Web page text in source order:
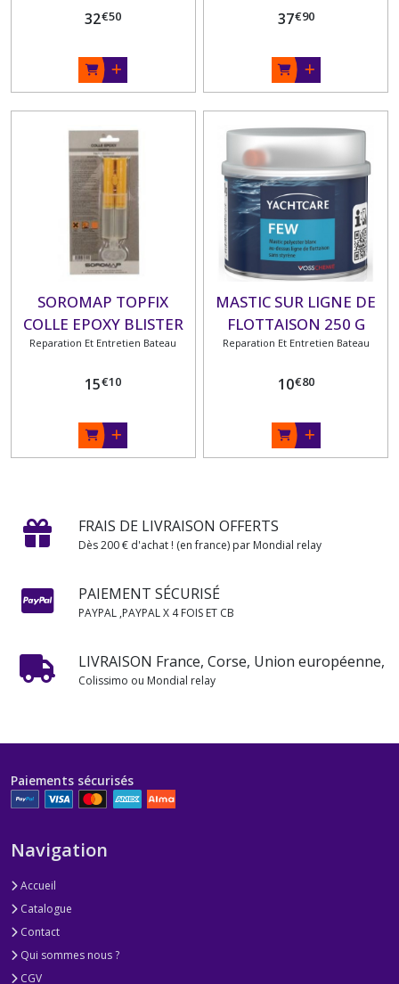
32€50 37€90
SOROMAP TOPFIX
COLLE EPOXY BLISTER
25ML
Reparation Et Entretien Bateau
15€10
MASTIC SUR LIGNE DE
FLOTTAISON 250 G
Reparation Et Entretien Bateau
10€80
FRAIS DE LIVRAISON OFFERTS
Dès 200 € d'achat ! (en france) par Mondial relay
PAIEMENT SÉCURISÉ
PAYPAL ,PAYPAL X 4 FOIS ET CB
LIVRAISON France, Corse, Union européenne,
Colissimo ou Mondial relay
Paiements sécurisés
Navigation
Accueil
Catalogue
Contact
Qui sommes nous ?
CGV